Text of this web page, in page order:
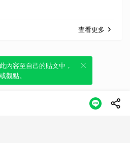
查看更多
容，透過發布貼
內容至自己的貼文中，
觀點。